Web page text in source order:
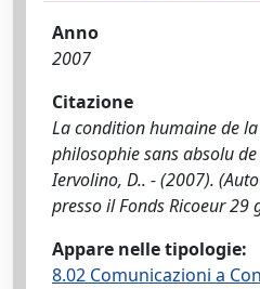
Anno
2007
Citazione
La condition humaine de
philosophie sans absolu
Iervolino, D.. - (2007).
presso il Fonds Ricoeur 29
Appare nelle tipologie:
8.02 Comunicazioni a